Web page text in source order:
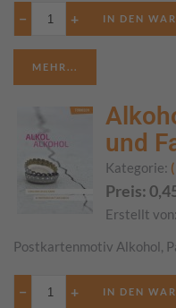
− +
MEHR...
und
Kategorie:
Preis:
Erstellt von:
Postkartenmotiv Alkohol,
− +